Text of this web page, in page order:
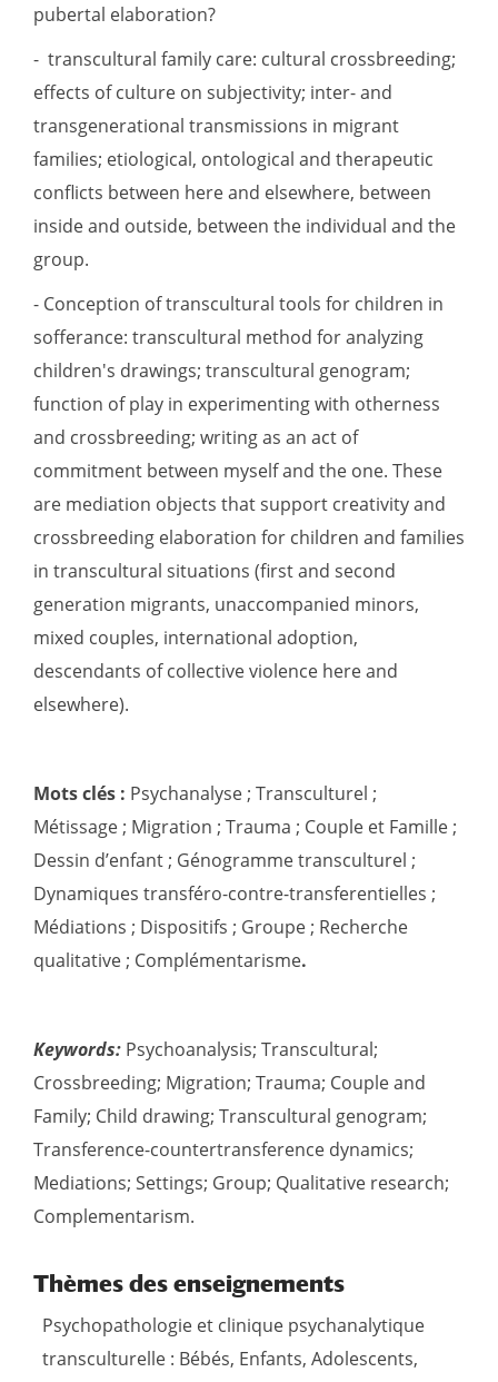
pubertal elaboration?
- transcultural family care: cultural crossbreeding;
effects of culture on subjectivity; inter- and
transgenerational transmissions in migrant
families; etiological, ontological and therapeutic
conflicts between here and elsewhere, between
inside and outside, between the individual and the
group.
- Conception of transcultural tools for children in
sofferance: transcultural method for analyzing
children's drawings; transcultural genogram;
function of play in experimenting with otherness
and crossbreeding; writing as an act of
commitment between myself and the one. These
are mediation objects that support creativity and
crossbreeding elaboration for children and families
in transcultural situations (first and second
generation migrants, unaccompanied minors,
mixed couples, international adoption,
descendants of collective violence here and
elsewhere).
Mots clés : Psychanalyse ; Transculturel ;
Métissage ; Migration ; Trauma ; Couple et Famille ;
Dessin d’enfant ; Génogramme transculturel ;
Dynamiques transféro-contre-transferentielles ;
Médiations ; Dispositifs ; Groupe ; Recherche
qualitative ; Complémentarisme.
Keywords: Psychoanalysis; Transcultural;
Crossbreeding; Migration; Trauma; Couple and
Family; Child drawing; Transcultural genogram;
Transference-countertransference dynamics;
Mediations; Settings; Group; Qualitative research;
Complementarism.
Thèmes des enseignements
Psychopathologie et clinique psychanalytique
transculturelle : Bébés, Enfants, Adolescents,